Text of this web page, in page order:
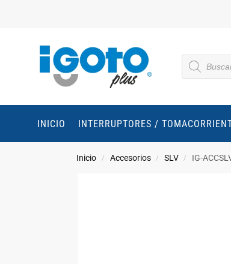
INICIO INTERRUPTORES /
Inicio / Accesorios / SLV / IG-